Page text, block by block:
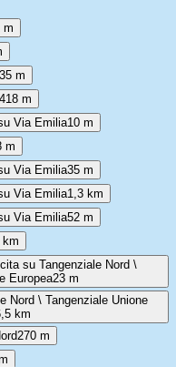
m
35 m
418 m
Via Emilia10 m
m
Via Emilia35 m
Via Emilia1,3 km
Via Emilia52 m
km
su Tangenziale Nord \
Europea23 m
Nord \ Tangenziale Unione
km
270 m